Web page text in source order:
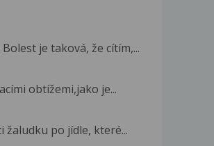
je taková, že cítím,...
obtížemi,jako je...
po jídle, které...